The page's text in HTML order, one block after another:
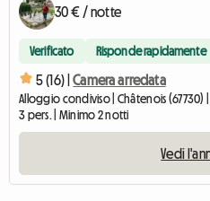
30 € / notte
Verificato Risponde rapidamente
5 (16) | Camera arredata
Alloggio condiviso | Châtenois (67730)
3 pers. | Minimo 2 notti
Vedi